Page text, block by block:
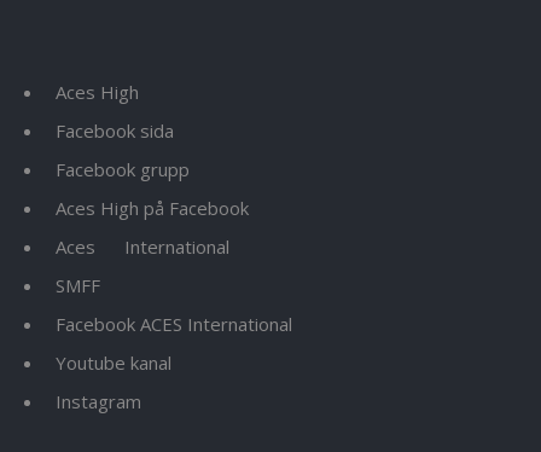
Aces High
Facebook sida
Facebook grupp
Aces High på Facebook
Aces
International
SMFF
Facebook ACES International
Youtube kanal
Instagram